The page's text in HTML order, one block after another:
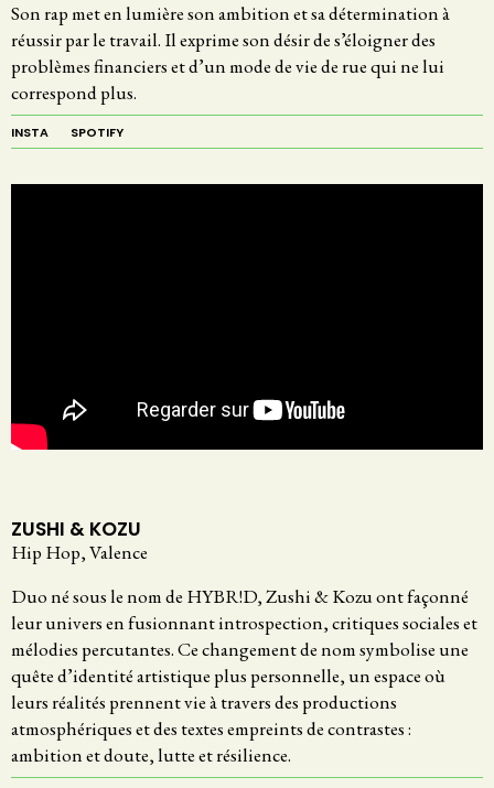
Son rap met en lumière son ambition et sa détermination à
réussir par le travail. Il exprime son désir de s’éloigner des
problèmes financiers et d’un mode de vie de rue qui ne lui
correspond plus.
INSTA SPOTIFY
ZUSHI & KOZU
Hip Hop, Valence
Duo né sous le nom de HYBR!D, Zushi & Kozu ont façonné
leur univers en fusionnant introspection, critiques sociales et
mélodies percutantes. Ce changement de nom symbolise une
quête d’identité artistique plus personnelle, un espace où
leurs réalités prennent vie à travers des productions
atmosphériques et des textes empreints de contrastes :
ambition et doute, lutte et résilience.